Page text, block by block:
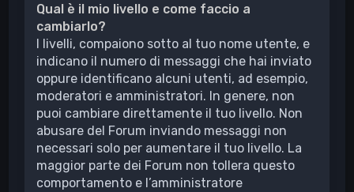
Qual è il mio livello e come faccio a
cambiarlo?
I livelli, compaiono sotto al tuo nome utente, e
indicano il numero di messaggi che hai inviato
oppure identificano alcuni utenti, ad esempio,
moderatori e amministratori. In genere, non
puoi cambiare direttamente il tuo livello. Non
abusare del Forum inviando messaggi non
necessari solo per aumentare il tuo livello. La
maggior parte dei Forum non tollera questo
comportamento e l’amministratore